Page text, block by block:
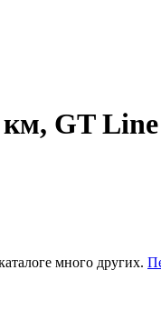
GT
много других.